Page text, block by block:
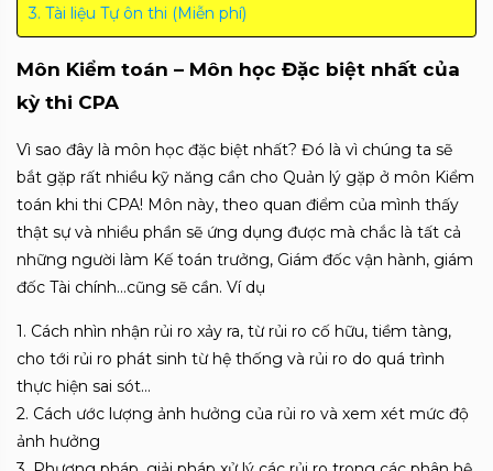
Tài liệu Tự ôn thi (Miễn phí)
Môn Kiểm toán – Môn học Đặc biệt nhất của
kỳ thi CPA
Vì sao đây là môn học đặc biệt nhất? Đó là vì chúng ta sẽ
bắt gặp rất nhiều kỹ năng cần cho Quản lý gặp ở môn Kiểm
toán khi thi CPA! Môn này, theo quan điểm của mình thấy
thật sự và nhiều phần sẽ ứng dụng được mà chắc là tất cả
những người làm Kế toán trưởng, Giám đốc vận hành, giám
đốc Tài chính…cũng sẽ cần. Ví dụ
1. Cách nhìn nhận rủi ro xảy ra, từ rủi ro cố hữu, tiềm tàng,
cho tới rủi ro phát sinh từ hệ thống và rủi ro do quá trình
thực hiện sai sót…
2. Cách ước lượng ảnh hưởng của rủi ro và xem xét mức độ
ảnh hưởng